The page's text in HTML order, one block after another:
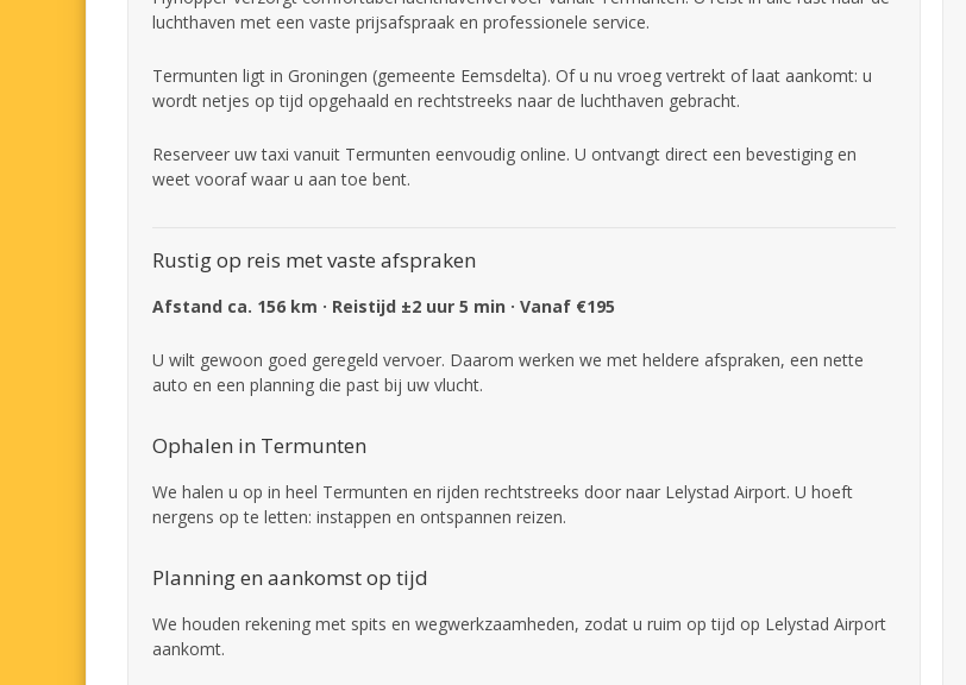
luchthaven met een vaste prijsafspraak en professionele service.
Termunten ligt in Groningen (gemeente Eemsdelta). Of u nu vroeg vertrekt of laat aankomt: u
wordt netjes op tijd opgehaald en rechtstreeks naar de luchthaven gebracht.
Reserveer uw taxi vanuit Termunten eenvoudig online. U ontvangt direct een bevestiging en
weet vooraf waar u aan toe bent.
Rustig op reis met vaste afspraken
Afstand ca. 156 km · Reistijd ±2 uur 5 min · Vanaf €195
U wilt gewoon goed geregeld vervoer. Daarom werken we met heldere afspraken, een nette
auto en een planning die past bij uw vlucht.
Ophalen in Termunten
We halen u op in heel Termunten en rijden rechtstreeks door naar Lelystad Airport. U hoeft
nergens op te letten: instappen en ontspannen reizen.
Planning en aankomst op tijd
We houden rekening met spits en wegwerkzaamheden, zodat u ruim op tijd op Lelystad Airport
aankomt.